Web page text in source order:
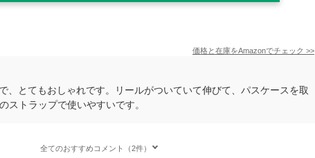
価格と在庫をAmazonでチェック >>
、とてもおしゃれです。リールがついていて伸びて、パスケースを取
ストラップで使いやすいです。
全てのおすすめコメント（2件）